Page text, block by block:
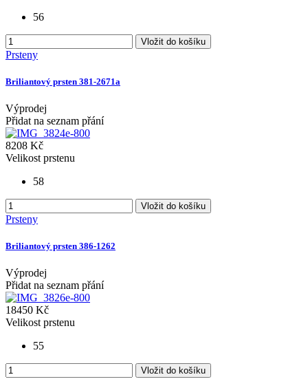
56
Vložit do košíku
Prsteny
Briliantový prsten 381-2671a
Výprodej
Přidat na seznam přání
8208 Kč
Velikost prstenu
58
Vložit do košíku
Prsteny
Briliantový prsten 386-1262
Výprodej
Přidat na seznam přání
18450 Kč
Velikost prstenu
55
Vložit do košíku